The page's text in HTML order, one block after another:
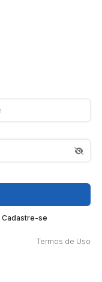
Cadastre-se
Termos de Uso